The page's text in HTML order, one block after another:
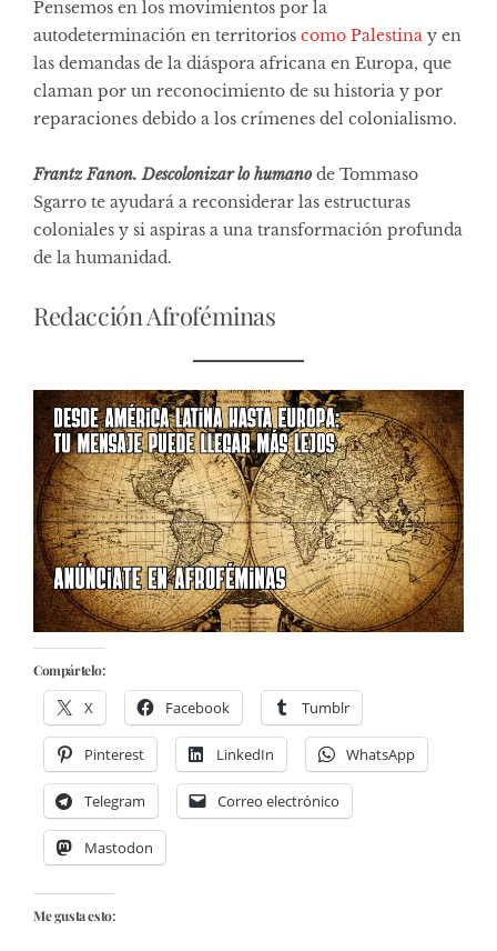
Pensemos en los movimientos por la
autodeterminación en territorios como Palestina y en
las demandas de la diáspora africana en Europa, que
claman por un reconocimiento de su historia y por
reparaciones debido a los crímenes del colonialismo.
Frantz Fanon. Descolonizar lo humanode Tommaso
Sgarro te ayudará a reconsiderar las estructuras
coloniales y si aspiras a una transformación profunda
de la humanidad.
Redacción Afroféminas
Compártelo:
X Facebook Tumblr
Pinterest LinkedIn WhatsApp
Telegram Correo electrónico
Mastodon
Me gusta esto: